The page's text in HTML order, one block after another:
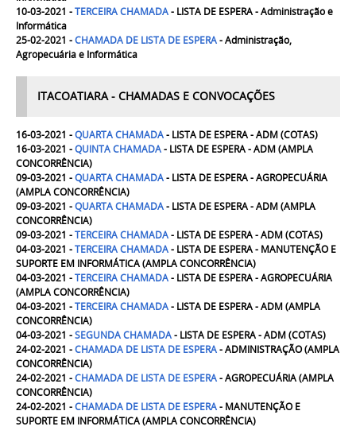
10-03-2021 -TERCEIRACHAMADA- LISTA DE ESPERA - Administração e
Informática
25-02-2021 -CHAMADA DE LISTA DE ESPERA- Administração,
Agropecuária e Informática
ITACOATIARA - CHAMADAS E CONVOCAÇÕES
16-03-2021 -QUARTA CHAMADA- LISTA DE ESPERA - ADM (COTAS)
16-03-2021 -QUINTA CHAMADA- LISTA DE ESPERA - ADM (AMPLA
CONCORRÊNCIA)
09-03-2021 -QUARTA CHAMADA- LISTA DE ESPERA - AGROPECUÁRIA
(AMPLA CONCORRÊNCIA)
09-03-2021 -QUARTA CHAMADA- LISTA DE ESPERA - ADM (AMPLA
CONCORRÊNCIA)
09-03-2021 -TERCEIRA CHAMADA- LISTA DE ESPERA - ADM (COTAS)
04-03-2021 -TERCEIRA CHAMADA- LISTA DE ESPERA - MANUTENÇÃO E
SUPORTE EM INFORMÁTICA(AMPLA CONCORRÊNCIA)
04-03-2021 -TERCEIRA CHAMADA- LISTA DE ESPERA - AGROPECUÁRIA
(AMPLA CONCORRÊNCIA)
04-03-2021 -TERCEIRA CHAMADA- LISTA DE ESPERA - ADM (AMPLA
CONCORRÊNCIA)
04-03-2021 -SEGUNDA CHAMADA- LISTA DE ESPERA - ADM (COTAS)
24-02-2021 -CHAMADA DE LISTA DE ESPERA- ADMINISTRAÇÃO (AMPLA
CONCORRÊNCIA)
24-02-2021 -CHAMADA DE LISTA DE ESPERA- AGROPECUÁRIA (AMPLA
CONCORRÊNCIA)
24-02-2021 -CHAMADA DE LISTA DE ESPERA- MANUTENÇÃO E
SUPORTE EM INFORMÁTICA (AMPLA CONCORRÊNCIA)